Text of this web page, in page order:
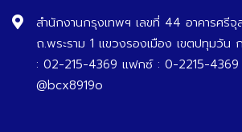
สำนักงานกรุงเทพฯ เลขที่ 44 อาคารศรี
ถ.พระราม 1 แขวงรองเมือง เขตปทุมวัน
: 02-215-4369 แฟกซ์ : 0-2215-4369
@bcx8919o